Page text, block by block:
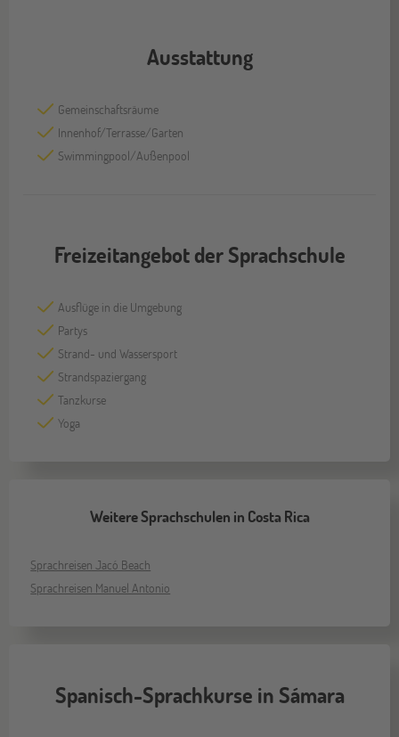
Ausstattung
Gemeinschaftsräume
Innenhof/Terrasse/Garten
Swimmingpool/Außenpool
Freizeitangebot der Sprachschule
Ausflüge in die Umgebung
Partys
Strand- und Wassersport
Strandspaziergang
Tanzkurse
Yoga
Weitere Sprachschulen in Costa Rica
Sprachreisen Jacó Beach
Sprachreisen Manuel Antonio
Spanisch-Sprachkurse in Sámara